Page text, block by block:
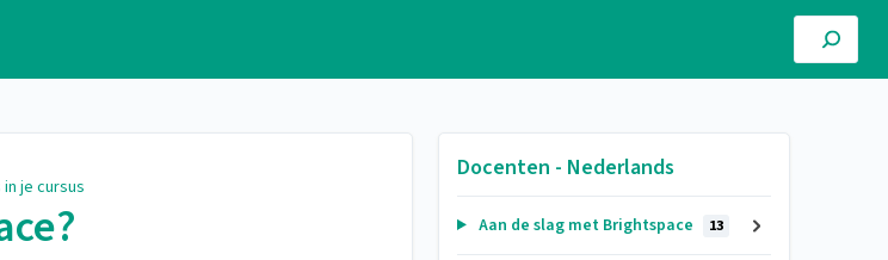
je cursus
Docenten - Nederlands
Aan de slag met Brightspace 13